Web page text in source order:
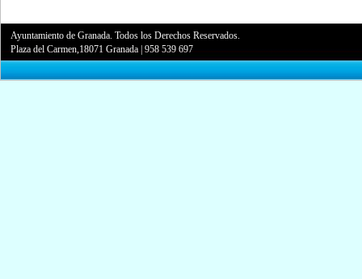
Ayuntamiento de Granada. Todos los Derechos Reservados.
Plaza del Carmen,18071 Granada |958 539 697